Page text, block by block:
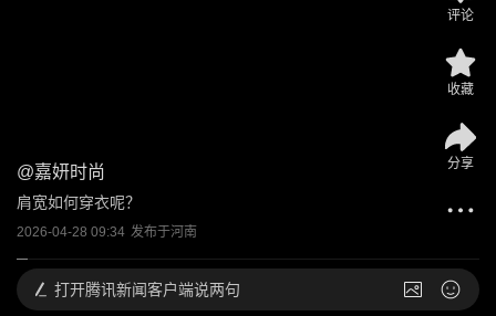
@嘉妍时尚
肩宽如何穿衣呢？
2026-04-28 09:34 发布于河南
评论
收藏
分享
打开腾讯新闻客户端说两句